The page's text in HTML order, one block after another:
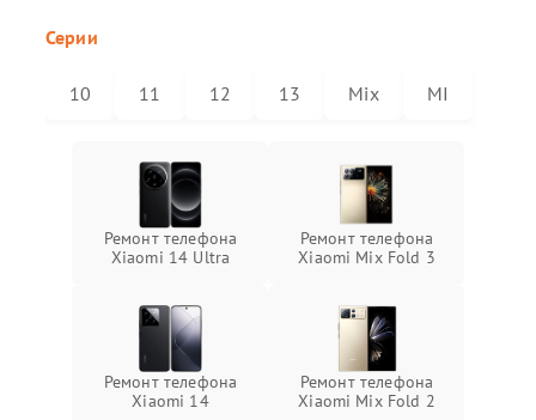
Серии
10 11 12 13 Mix MI
Ремонт телефона
Xiaomi 14 Ultra
Ремонт телефона
Xiaomi Mix Fold 3
Ремонт телефона
Xiaomi 14
Ремонт телефона
Xiaomi Mix Fold 2